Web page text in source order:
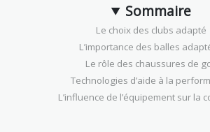
Sommaire
Le choix des clubs adapté
L’importance des balles
Le rôle des chaussures de
Technologies d’aide à la
L’influence de l’équipement sur la